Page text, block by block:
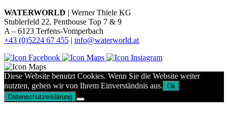
WATERWORLD | Werner Thiele KG
Stublerfeld 22, Penthouse Top 7 & 9
A – 6123 Terfens-Vomperbach
+43 (0)5224 67 455 | info@waterworld.at
Diese Website benutzt Cookies. Wenn Sie die Website weiter
nutzten, gehen wir von Ihrem Einverständnis aus. Ok
Datenschutzerklärung